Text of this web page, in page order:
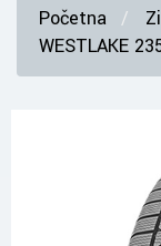
Početna
WESTLAKE